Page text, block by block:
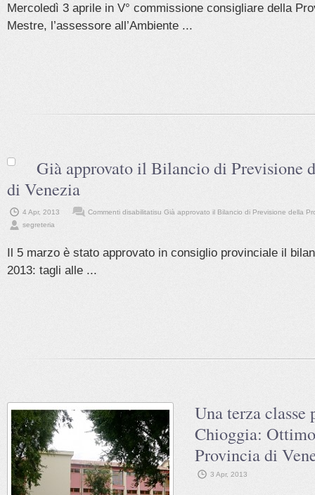
Mercoledì 3 aprile in V° commissione consigliare della
Mestre, l’assessore all’Ambiente ...
Già approvato il Bilancio di Previsione
di Venezia
4 Apr, 2013 Commenti disabilitatisu Già approvato il Bilancio di Previsione della
segreteria
Il 5 marzo è stato approvato in consiglio provinciale il
2013: tagli alle ...
Una terza
Chioggia:
Provincia di
3 Apr, 2013